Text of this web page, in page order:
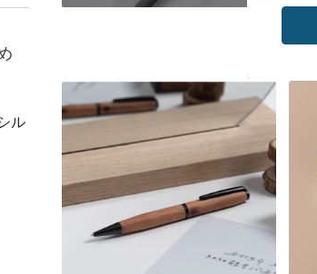
ル
US$